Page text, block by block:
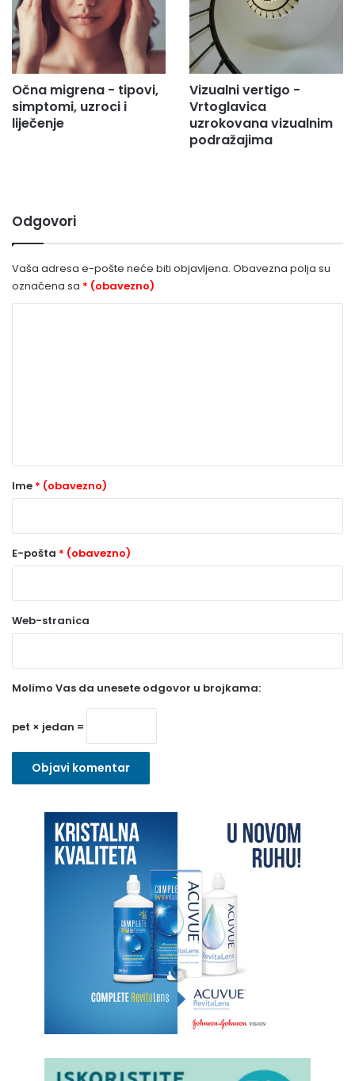
Očna migrena - tipovi,
simptomi, uzroci i
liječenje
Vizualni vertigo -
Vrtoglavica
uzrokovana vizualnim
podražajima
Odgovori
Vaša adresa e-pošte neće biti objavljena. Obavezna polja su
označena sa * (obavezno)
r
o
a
v
z
n
Ime * (obavezno)
E-pošta * (obavezno)
Web-stranica
Molimo Vas da unesete odgovor u brojkama:
pet × jedan =